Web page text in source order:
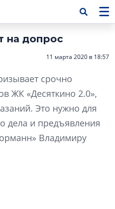
на допрос
11 марта 2020 в 18:57
срочно
ЖК «Десяткино 2.0»,
Это нужно для
дела и предъявления
Владимиру